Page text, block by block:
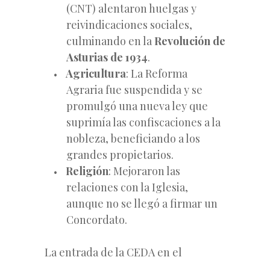
(CNT) alentaron huelgas y
reivindicaciones sociales,
culminando en la Revolución de
Asturias de 1934.
Agricultura: La Reforma
Agraria fue suspendida y se
promulgó una nueva ley que
suprimía las confiscaciones a la
nobleza, beneficiando a los
grandes propietarios.
Religión: Mejoraron las
relaciones con la Iglesia,
aunque no se llegó a firmar un
Concordato.
La entrada de la CEDA en el